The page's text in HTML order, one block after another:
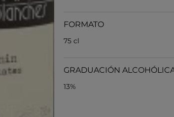
FORMATO
75 cl
GRADUACIÓN
13%